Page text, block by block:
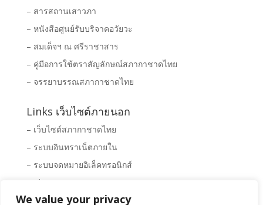
We value your privacy
– สารสถานเสาวภา
– หนังสือศูนย์รับบริจาคอวัยวะ
– สมเด็จฯ ณ ศรีราชาสาร
– คู่มือการใช้ตราสัญลักษณ์สภากาชาดไทย
– จรรยาบรรณสภากาชาดไทย
Links เว็บไซต์ภายนอก
– เว็บไซต์สภากาชาดไทย
– ระบบอินทราเน็ตภายใน
– ระบบจดหมายอิเล็คทรอนิกส์
– Clipping News
– ระบบจัดซื้อ – จัดจ้างสภากาชาดไทย